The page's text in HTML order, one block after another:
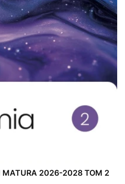
MATURA 2026-2028 TOM 2